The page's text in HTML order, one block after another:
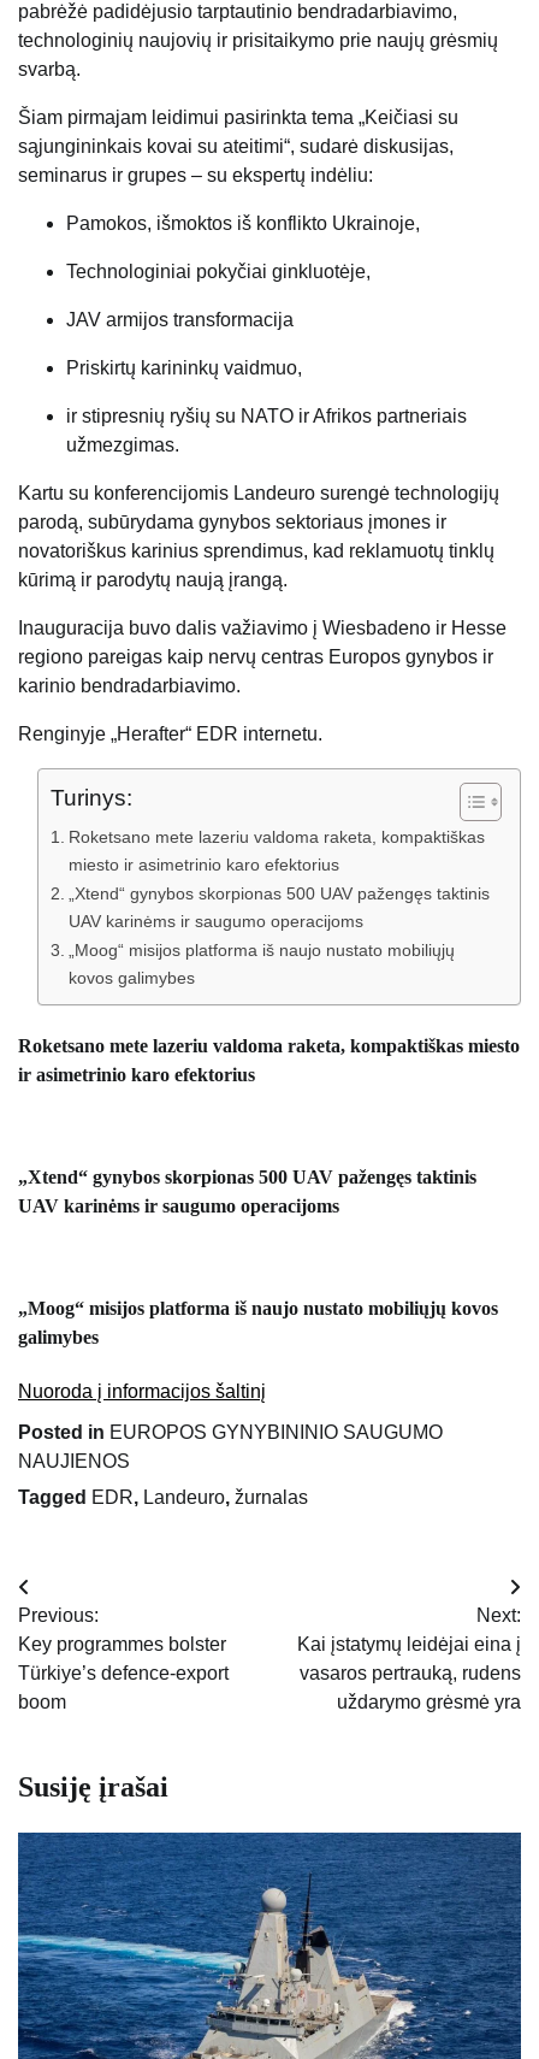
pabrėžė padidėjusio tarptautinio bendradarbiavimo,
technologinių naujovių ir prisitaikymo prie naujų grėsmių
svarbą.
Šiam pirmajam leidimui pasirinkta tema „Keičiasi su
sąjungininkais kovai su ateitimi“, sudarė diskusijas,
seminarus ir grupes – su ekspertų indėliu:
Pamokos, išmoktos iš konflikto Ukrainoje,
Technologiniai pokyčiai ginkluotėje,
JAV armijos transformacija
Priskirtų karininkų vaidmuo,
ir stipresnių ryšių su NATO ir Afrikos partneriais
užmezgimas.
Kartu su konferencijomis Landeuro surengė technologijų
parodą, subūrydama gynybos sektoriaus įmones ir
novatoriškus karinius sprendimus, kad reklamuotų tinklų
kūrimą ir parodytų naują įrangą.
Inauguracija buvo dalis važiavimo į Wiesbadeno ir Hesse
regiono pareigas kaip nervų centras Europos gynybos ir
karinio bendradarbiavimo.
Renginyje „Herafter“ EDR internetu.
Turinys:
Roketsano mete lazeriu valdoma raketa, kompaktiškas
miesto ir asimetrinio karo efektorius
„Xtend“ gynybos skorpionas 500 UAV pažengęs taktinis
UAV karinėms ir saugumo operacijoms
„Moog“ misijos platforma iš naujo nustato mobiliųjų
kovos galimybes
Roketsano mete lazeriu valdoma raketa, kompaktiškas miesto
ir asimetrinio karo efektorius
„Xtend“ gynybos skorpionas 500 UAV pažengęs taktinis
UAV karinėms ir saugumo operacijoms
„Moog“ misijos platforma iš naujo nustato mobiliųjų kovos
galimybes
Nuoroda į informacijos šaltinį
Posted in EUROPOS GYNYBININIO SAUGUMO
NAUJIENOS
Tagged EDR, Landeuro, žurnalas
Navigacija
tarp
įrašų
Previous:
Key programmes bolster
Türkiye’s defence-export
boom
Next:
Kai įstatymų leidėjai eina į
vasaros pertrauką, rudens
uždarymo grėsmė yra
Susiję įrašai